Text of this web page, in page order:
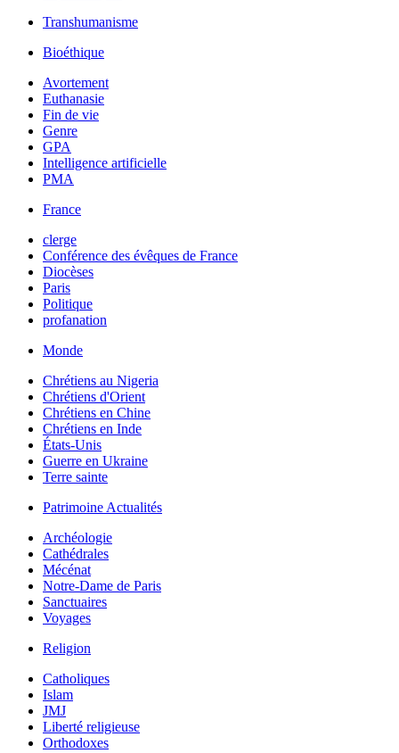
Transhumanisme
Bioéthique
Avortement
Euthanasie
Fin de vie
Genre
GPA
Intelligence artificielle
PMA
France
clerge
Conférence des évêques de France
Diocèses
Paris
Politique
profanation
Monde
Chrétiens au Nigeria
Chrétiens d'Orient
Chrétiens en Chine
Chrétiens en Inde
États-Unis
Guerre en Ukraine
Terre sainte
Patrimoine Actualités
Archéologie
Cathédrales
Mécénat
Notre-Dame de Paris
Sanctuaires
Voyages
Religion
Catholiques
Islam
JMJ
Liberté religieuse
Orthodoxes